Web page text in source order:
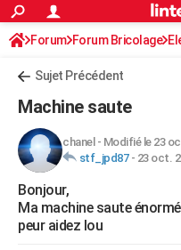
ACTUALITÉS
Politique
Société
Faits Divers
Education
Monde
Villes
+
FINANCE
Retraite
Impôts
Epargne
Immobilier
Risques naturels par ville
Banque
Assurance
Crédit
AUTO
Essais
Réserver un essai
Citadines
Berlines
SUV
Forum auto
+HIGH-TECH
Mobiles
Meilleur smartphone
Internet
Ordinateurs
Jeux vidéo
Guide high-tech
+
Forum Forum Bricolage
Sujet Précédent
Machine saute
chanel - Modifié le 23
stf_jpd87- 23 oct.
Bonjour,
Ma machine saute
peur aidez lou